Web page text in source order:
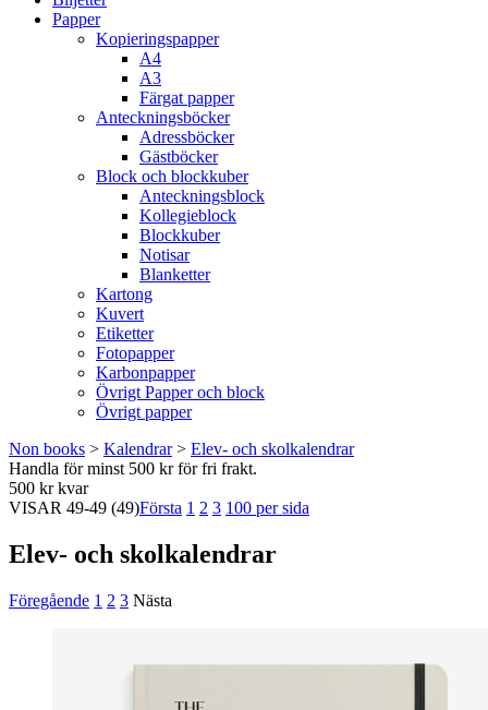
Papper
Kopieringspapper
A4
A3
Färgat papper
Anteckningsböcker
Adressböcker
Gästböcker
Block och blockkuber
Anteckningsblock
Kollegieblock
Blockkuber
Notisar
Blanketter
Kartong
Kuvert
Etiketter
Fotopapper
Karbonpapper
Övrigt Papper och block
Övrigt papper
Non books > Kalendrar> Elev- och skolkalendrar
Handla för minst 500 kr för fri frakt.
500 kr kvar
VISAR 49-49 (49)Första 1 2 3 100 per sida
Elev- och skolkalendrar
Föregående 1 2 3 Nästa